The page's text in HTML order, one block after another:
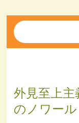
外見至上
のノワール